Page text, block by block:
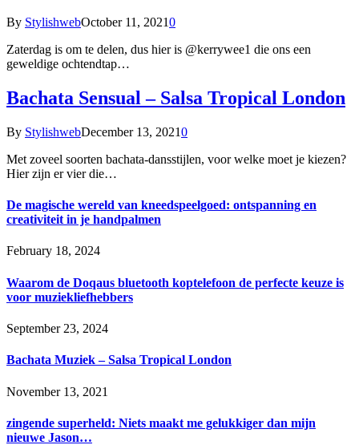
By StylishwebOctober 11, 20210
Zaterdag is om te delen, dus hier is @kerrywee1 die ons een
geweldige ochtendtap…
Bachata Sensual – Salsa Tropical London
By StylishwebDecember 13, 20210
Met zoveel soorten bachata-dansstijlen, voor welke moet je kiezen?
Hier zijn er vier die…
De magische wereld van kneedspeelgoed: ontspanning en
creativiteit in je handpalmen
February 18, 2024
Waarom de Doqaus bluetooth koptelefoon de perfecte keuze is
voor muziekliefhebbers
September 23, 2024
Bachata Muziek – Salsa Tropical London
November 13, 2021
zingende superheld: Niets maakt me gelukkiger dan mijn
nieuwe Jason…